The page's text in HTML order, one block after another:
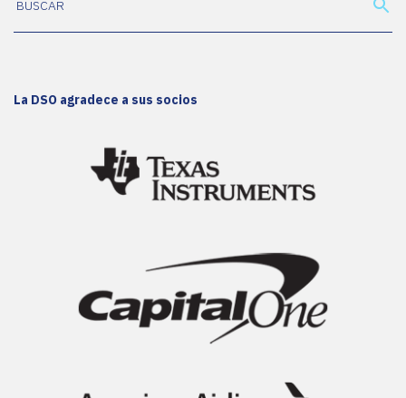
La DSO agradece a sus socios